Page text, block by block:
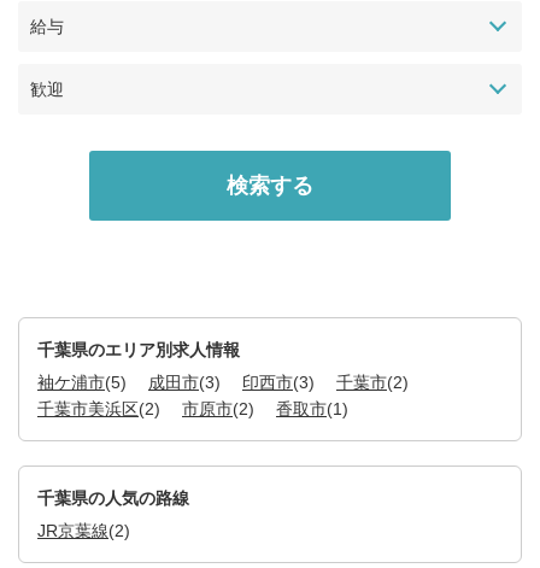
給与
歓迎
千葉県のエリア別求人情報
袖ケ浦市(5) 成田市(3) 印西市(3) 千葉市(2)
千葉市美浜区(2) 市原市(2) 香取市(1)
千葉県の人気の路線
JR京葉線(2)